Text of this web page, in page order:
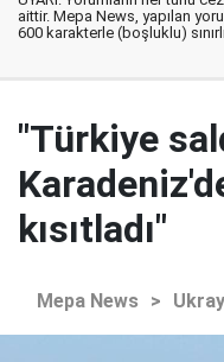
aittir. Mepa News, yapılan
600 karakterle (boşluklu)
"Türkiye
kısıtladı"
Mepa News >